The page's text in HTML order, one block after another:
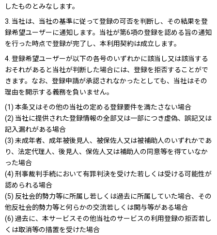
したものとみなします。
3. 当社は、当社の基準に従って登録の可否を判断し、その結果を登
録希望ユーザーに通知します。当社が第6項の登録を認める旨の通知
を行った時点で登録が完了し、本利用契約は成立します。
4. 登録希望ユーザーが以下の各号のいずれかに該当し又は該当する
おそれがあると当社が判断した場合には、登録を拒否することがで
きます。なお、登録申請が承認されなかったとしても、当社はその
理由を開示する義務を負いません。
(1) 本条又はその他の当社の定める登録要件を満たさない場合
(2) 当社に提供された登録情報の全部又は一部につき虚偽、誤記又は
記入漏れがある場合
(3) 未成年者、成年被後見人、被保佐人又は被補助人のいずれかであ
り、法定代理人、後見人、保佐人又は補助人の同意等を得ていなか
った場合
(4) 刑事裁判手続において有罪判決を受けた若しくは受ける可能性が
認められる場合
(5) 反社会的勢力等に所属し若しくは過去に所属していた場合、その
他反社会的勢力等と何らかの交流若しくは関与等がある場合
(6) 過去に、本サービスその他当社のサービスの利用登録の拒否若し
くは取消等の措置を受けた場合